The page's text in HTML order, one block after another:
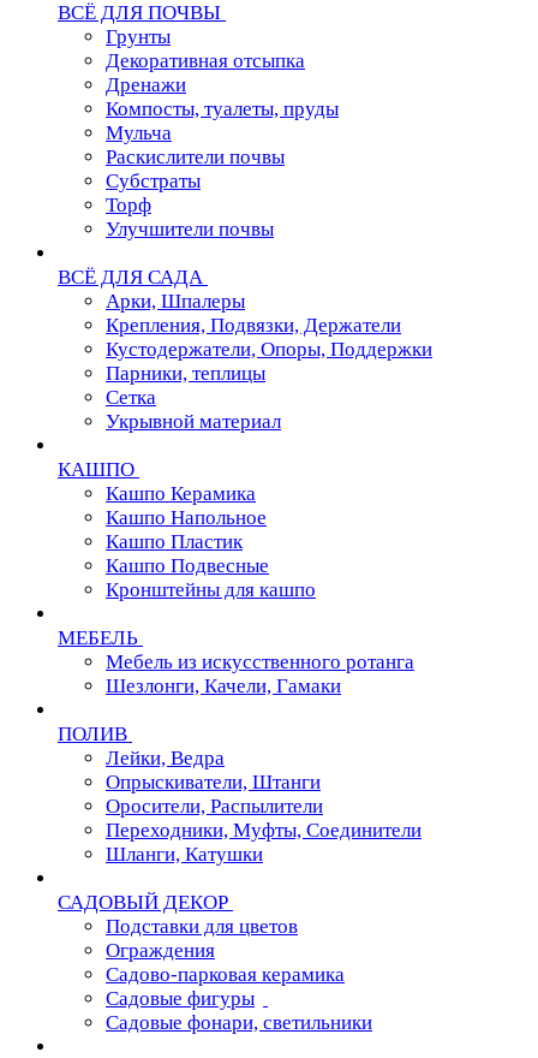
ВСЁ ДЛЯ ПОЧВЫ
Грунты
Декоративная отсыпка
Дренажи
Компосты, туалеты, пруды
Мульча
Раскислители почвы
Субстраты
Торф
Улучшители почвы
ВСЁ ДЛЯ САДА
Арки, Шпалеры
Крепления, Подвязки, Держатели
Кустодержатели, Опоры, Поддержки
Парники, теплицы
Сетка
Укрывной материал
КАШПО
Кашпо Керамика
Кашпо Напольное
Кашпо Пластик
Кашпо Подвесные
Кронштейны для кашпо
МЕБЕЛЬ
Мебель из искусственного ротанга
Шезлонги, Качели, Гамаки
ПОЛИВ
Лейки, Ведра
Опрыскиватели, Штанги
Оросители, Распылители
Переходники, Муфты, Соединители
Шланги, Катушки
САДОВЫЙ ДЕКОР
Подставки для цветов
Ограждения
Садово-парковая керамика
Садовые фигуры
Садовые фонари, светильники